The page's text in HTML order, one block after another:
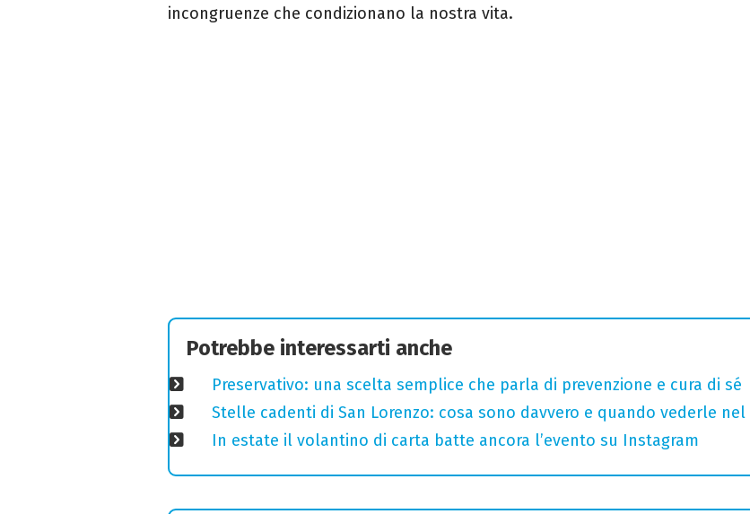
incongruenze che condizionano la nostra vita.
Potrebbe interessarti anche
Preservativo: una scelta semplice che parla di prevenzione e cura di sé
Stelle cadenti di San Lorenzo: cosa sono davvero e quando vederle nel
In estate il volantino di carta batte ancora l’evento su Instagram